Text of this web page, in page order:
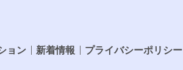
ョン 新着情報 プライバシーポリシー